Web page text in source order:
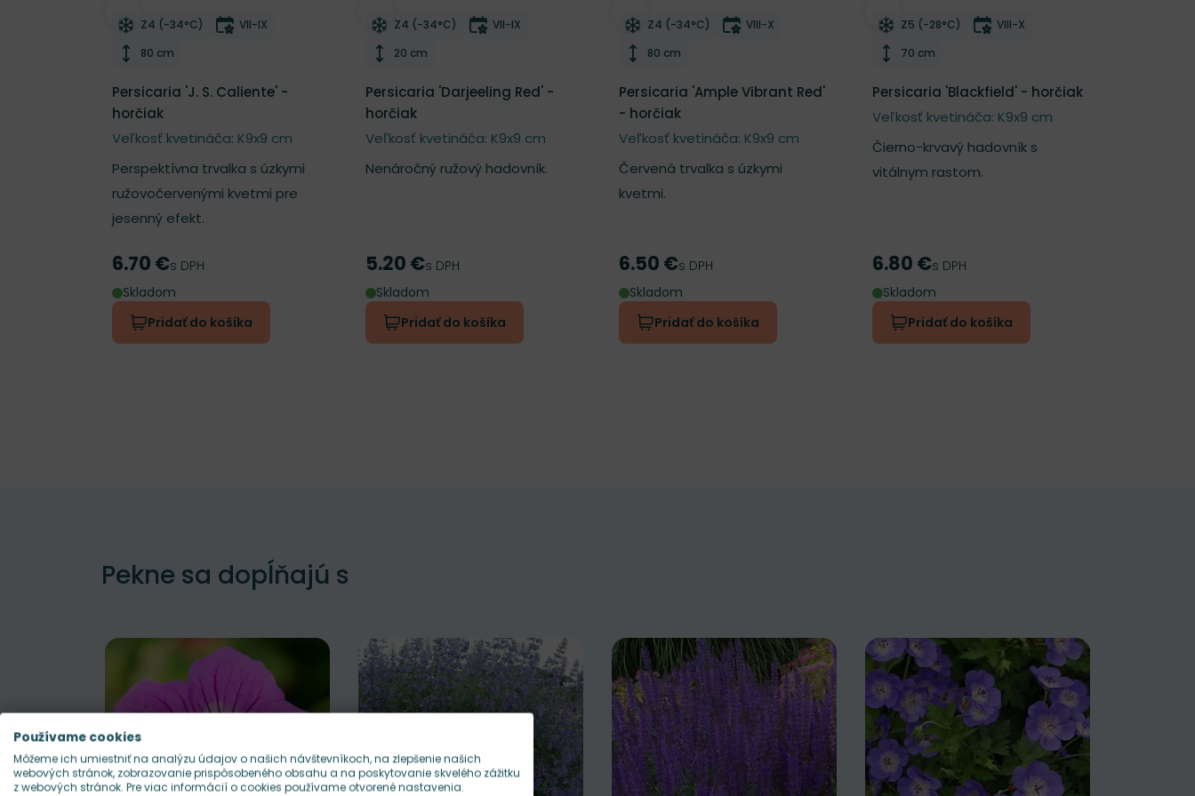
Odober do zoznamu želaní
Mrazuvzdornosť
Z4 (-34°C) Doba kvitnutia
VII-IX
Výška rastliny
80 cm
Persicaria 'J. S. Caliente' -
horčiak
Veľkosť kvetináča: K9x9 cm
Perspektívna trvalka s úzkymi
ružovočervenými kvetmi pre
jesenný efekt.
Cena
6.70 €s DPH
Skladom
Pridať do košíka
Odober do zoznamu želaní
Mrazuvzdornosť
Z4 (-34°C) Doba kvitnutia
VII-IX
Výška rastliny
20 cm
Persicaria 'Darjeeling Red' -
horčiak
Veľkosť kvetináča: K9x9 cm
Nenáročný ružový hadovník.
Cena
5.20 €s DPH
Skladom
Pridať do košíka
Odober do zoznamu želaní
Mrazuvzdornosť
Z4 (-34°C) Doba kvitnutia
VIII-X
Výška rastliny
80 cm
Persicaria 'Ample Vibrant Red'
- horčiak
Veľkosť kvetináča: K9x9 cm
Červená trvalka s úzkymi
kvetmi.
Cena
6.50 €s DPH
Skladom
Pridať do košíka
Odober do zoznamu želaní
Mrazuvzdornosť
Z5 (-28°C) Doba kvitnutia
VIII-X
Výška rastliny
70 cm
Persicaria 'Blackfield' - horčiak
Veľkosť kvetináča: K9x9 cm
Čierno-krvavý hadovník s
vitálnym rastom.
Cena
6.80 €s DPH
Skladom
Pridať do košíka
Pekne sa dopĺňajú s
Používame cookies
Môžeme ich umiestniť na analýzu údajov o našich návštevníkoch, na zlepšenie našich
webových stránok, zobrazovanie prispôsobeného obsahu a na poskytovanie skvelého zážitku
z webových stránok. Pre viac informácií o cookies používame otvorené nastavenia.